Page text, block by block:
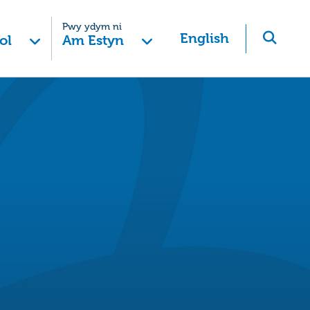
Pwy ydym ni
Am Estyn English